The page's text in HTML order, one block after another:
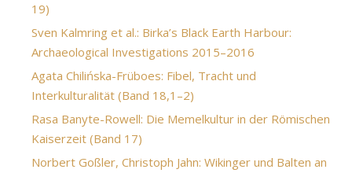
19)
Sven Kalmring et al.: Birka’s Black Earth Harbour:
Archaeological Investigations 2015–2016
Agata Chilińska-Früboes: Fibel, Tracht und
Interkulturalität (Band 18,1–2)
Rasa Banyte-Rowell: Die Memelkultur in der Römischen
Kaiserzeit (Band 17)
Norbert Goßler, Christoph Jahn: Wikinger und Balten an